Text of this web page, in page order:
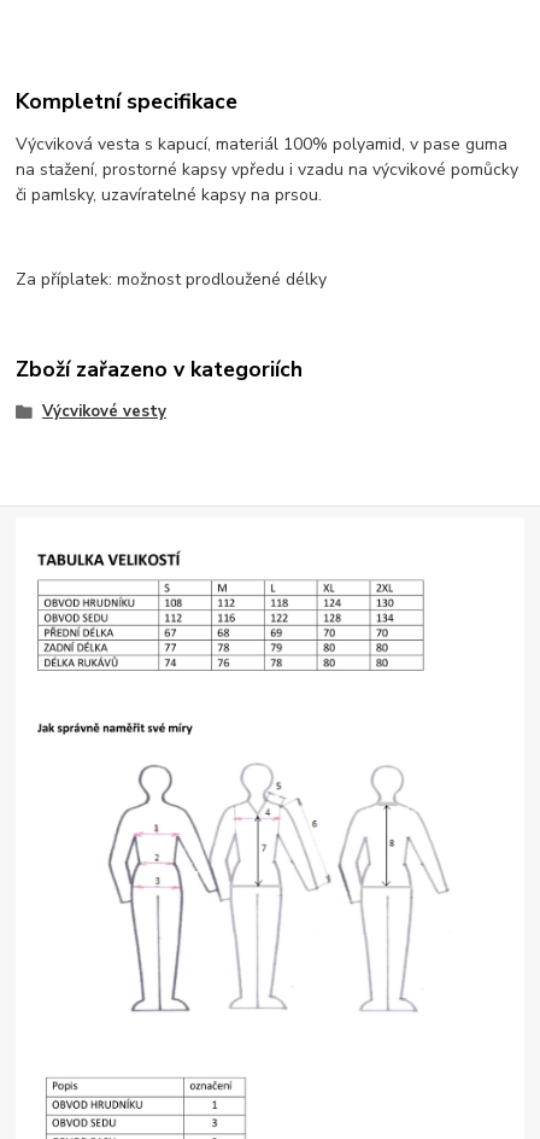
Kompletní specifikace
Výcviková vesta s kapucí, materiál 100% polyamid, v pase guma
na stažení, prostorné kapsy vpředu i vzadu na výcvikové pomůcky
či pamlsky, uzavíratelné kapsy na prsou.
Za příplatek: možnost prodloužené délky
Zboží zařazeno v kategoriích
Výcvikové vesty